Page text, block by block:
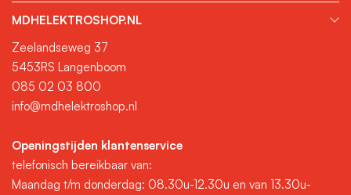
MDHELEKTROSHOP.NL
Zeelandseweg 37
5453RS Langenboom
085 02 03 800
info@mdhelektroshop.nl
Openingstijden klantenservice
telefonisch bereikbaar van:
Maandag t/m donderdag: 08.30u-12.30u en van 13.30u-